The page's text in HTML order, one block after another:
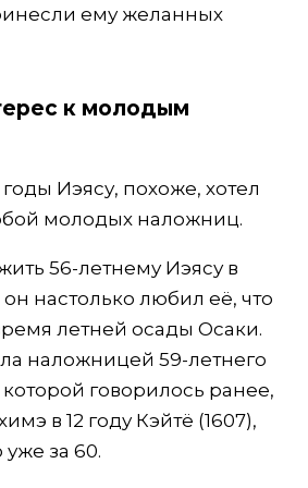
ему желанных
к молодым
Иэясу, похоже, хотел
молодых наложниц.
56-летнему Иэясу в
он настолько любил её, что
летней осады Осаки.
наложницей 59-летнего
говорилось ранее,
в 12 году Кэйтё (1607),
за 60.